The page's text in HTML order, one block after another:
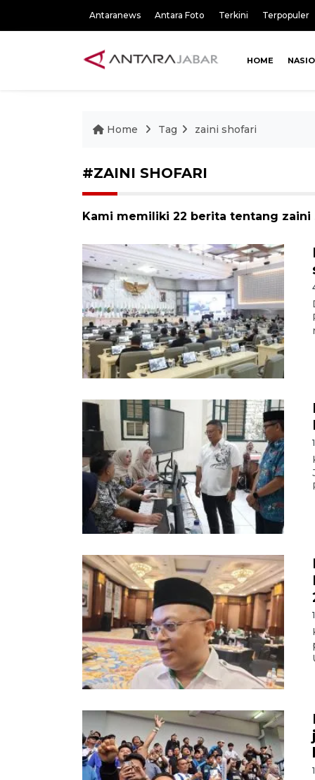
Antaranews Antara Foto Terkini Terpopuler
HOME
Home Tag zaini shofari
#ZAINI SHOFARI
Kami memiliki 22 berita tentang zaini